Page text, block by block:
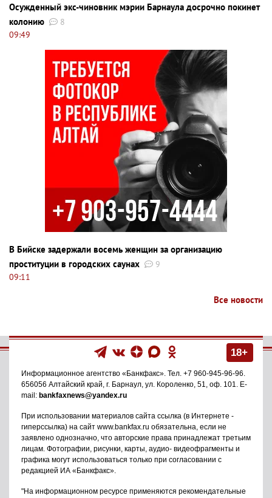
Осужденный экс-чиновник мэрии Барнаула досрочно покинет
колонию
8
09:49
В Бийске задержали восемь женщин за организацию
проституции в городских саунах
9
09:11
Все новости
18+
Информационное агентство «Банкфакс» . Тел. +7 960-945-96-96
656056 Алтайский край, г. Барнаул ул. Короленко, 51, оф. 101
. E-
mail: bankfaxnews@yandex.ru
При использовании материалов сайта ссылка (в Интернете -
гиперссылка) на сайт www.bankfax.ru обязательна, если не
заявлено однозначно, что авторские права принадлежат третьим
лицам. Фотографии, рисунки, карты, аудио- видеофрагменты и
графика могут использоваться только при согласовании с
редакцией ИА «Банкфакс».
"На информационном ресурсе применяются рекомендательные